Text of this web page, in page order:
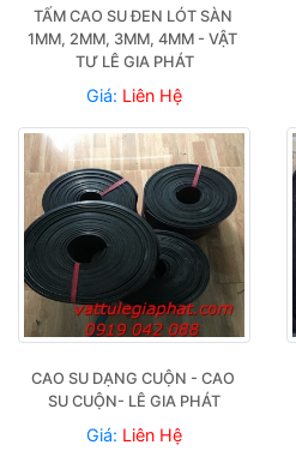
TẤM CAO SU ĐEN LÓT SÀN
1MM, 2MM, 3MM, 4MM - VẬT
TƯ LÊ GIA PHÁT
Giá: Liên Hệ
CAO SU DẠNG CUỘN - CAO
SU CUỘN- LÊ GIA PHÁT
Giá: Liên Hệ